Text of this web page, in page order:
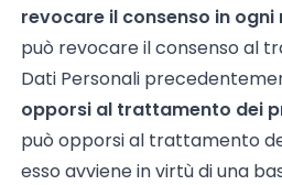
revocare il consenso in ogni
può revocare il consenso al
Dati Personali
opporsi al trattamento dei
può opporsi al trattamento
esso avviene in virtù di una